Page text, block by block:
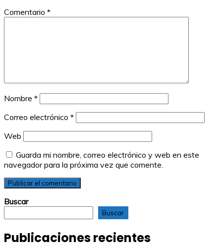
Comentario *
Nombre *
Correo electrónico *
Web
Guarda mi nombre, correo electrónico y web en este
navegador para la próxima vez que comente.
Buscar
Buscar
Publicaciones recientes